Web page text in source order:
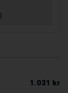
1.031 kr